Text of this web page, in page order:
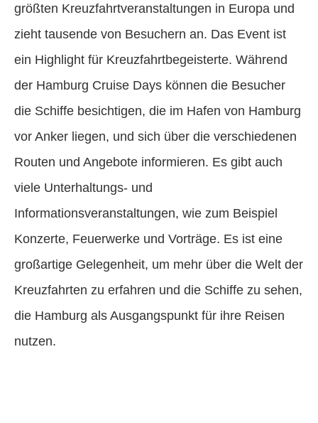
größten Kreuzfahrtveranstaltungen in Europa und
zieht tausende von Besuchern an. Das Event ist
ein Highlight für Kreuzfahrtbegeisterte. Während
der Hamburg Cruise Days können die Besucher
die Schiffe besichtigen, die im Hafen von Hamburg
vor Anker liegen, und sich über die verschiedenen
Routen und Angebote informieren. Es gibt auch
viele Unterhaltungs- und
Informationsveranstaltungen, wie zum Beispiel
Konzerte, Feuerwerke und Vorträge. Es ist eine
großartige Gelegenheit, um mehr über die Welt der
Kreuzfahrten zu erfahren und die Schiffe zu sehen,
die Hamburg als Ausgangspunkt für ihre Reisen
nutzen.